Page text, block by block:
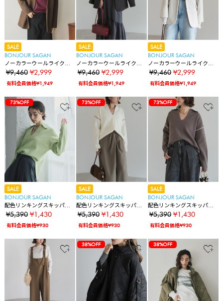
SALE
BONJOUR SAGAN
ノーカラーウールライクジ
ャケット
¥9,460 ¥2,999
有料会員価格¥1,949
SALE
BONJOUR SAGAN
ノーカラーウールライクジ
ャケット
¥9,460 ¥2,999
有料会員価格¥1,949
SALE
BONJOUR SAGAN
ノーカラーウールライクジ
ャケット
¥9,460 ¥2,999
有料会員価格¥1,949
73%OFF
SALE
BONJOUR SAGAN
配色リンキングスキッパー
ニット
¥5,390 ¥1,430
有料会員価格¥930
73%OFF
SALE
BONJOUR SAGAN
配色リンキングスキッパー
ニット
¥5,390 ¥1,430
有料会員価格¥930
73%OFF
SALE
BONJOUR SAGAN
配色リンキングスキッパー
ニット
¥5,390 ¥1,430
有料会員価格¥930
38%OFF 38%OFF